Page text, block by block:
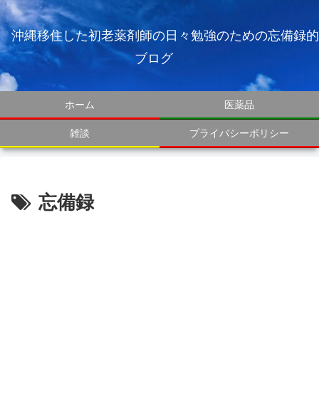
沖縄移住した初老薬剤師の日々勉強のための忘備録的
ブログ
ホーム 医薬品
雑談 プライバシーポリシー
忘備録